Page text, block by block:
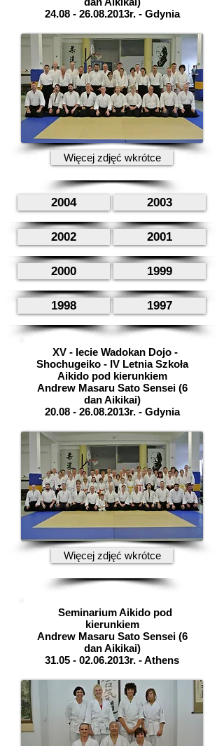
24.08 - 26.08.2013r. - Gdynia
Więcej zdjęć wkrótce
2004 2003
2002 2001
2000 1999
1998 1997
XV - lecie Wadokan Dojo -
Shochugeiko - IV Letnia Szkoła
Aikido pod kierunkiem
Andrew Masaru Sato Sensei (6
dan Aikikai)
20.08 - 26.08.2013r. - Gdynia
Więcej zdjęć wkrótce
Seminarium Aikido pod
kierunkiem
Andrew Masaru Sato Sensei (6
dan Aikikai)
31.05 - 02.06.2013r. - Athens